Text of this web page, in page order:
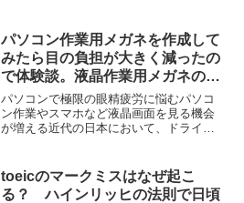
を付けると英語を０から学び始...
パソコン作業用メガネを作成して
みたら目の負担が大きく減ったの
で体験談。液晶作業用メガネのお
すすめ
パソコンで極限の眼精疲労に悩むパソコ
ン作業やスマホなど液晶画面を見る機会
が増える近代の日本において、ドライア
すがに目が限界であった。私自身もブロ
グ活動を始めyoutub...
toeicのマークミスはなぜ起こ
る？ ハインリッヒの法則で日頃